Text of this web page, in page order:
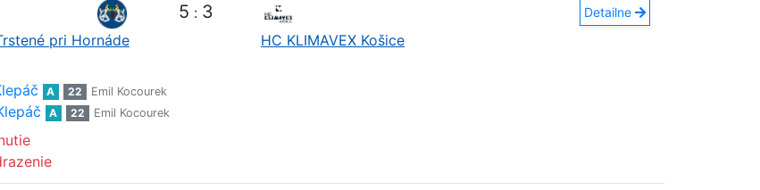
pri Hornáde
5 : 3
HC KLIMAVEX Košice
Detailne
A 22
Emil Kocourek
A 22 Emil Kocourek